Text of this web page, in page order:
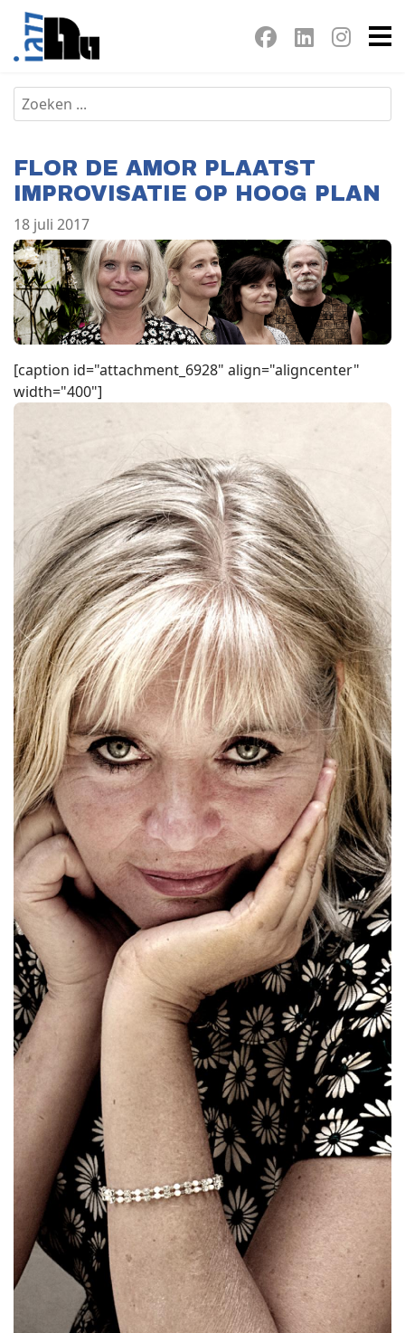
FLOR DE AMOR PLAATST
IMPROVISATIE OP HOOG PLAN
18 juli 2017
[caption id="attachment_6928" align="aligncenter"
width="400"]